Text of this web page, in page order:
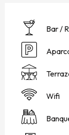
Bar /
Wifi